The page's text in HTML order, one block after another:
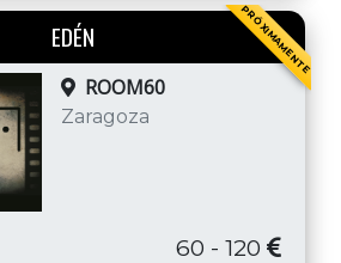
EDÉN
ROOM60
Zaragoza
60 - 120
PRÓXIMAMENTE